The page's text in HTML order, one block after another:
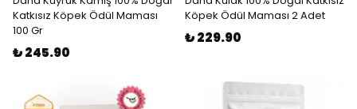
Katkısız Köpek Ödül Maması
100 Gr
₺ 245.90
Köpek Ödül Maması 2 Adet
₺ 229.90